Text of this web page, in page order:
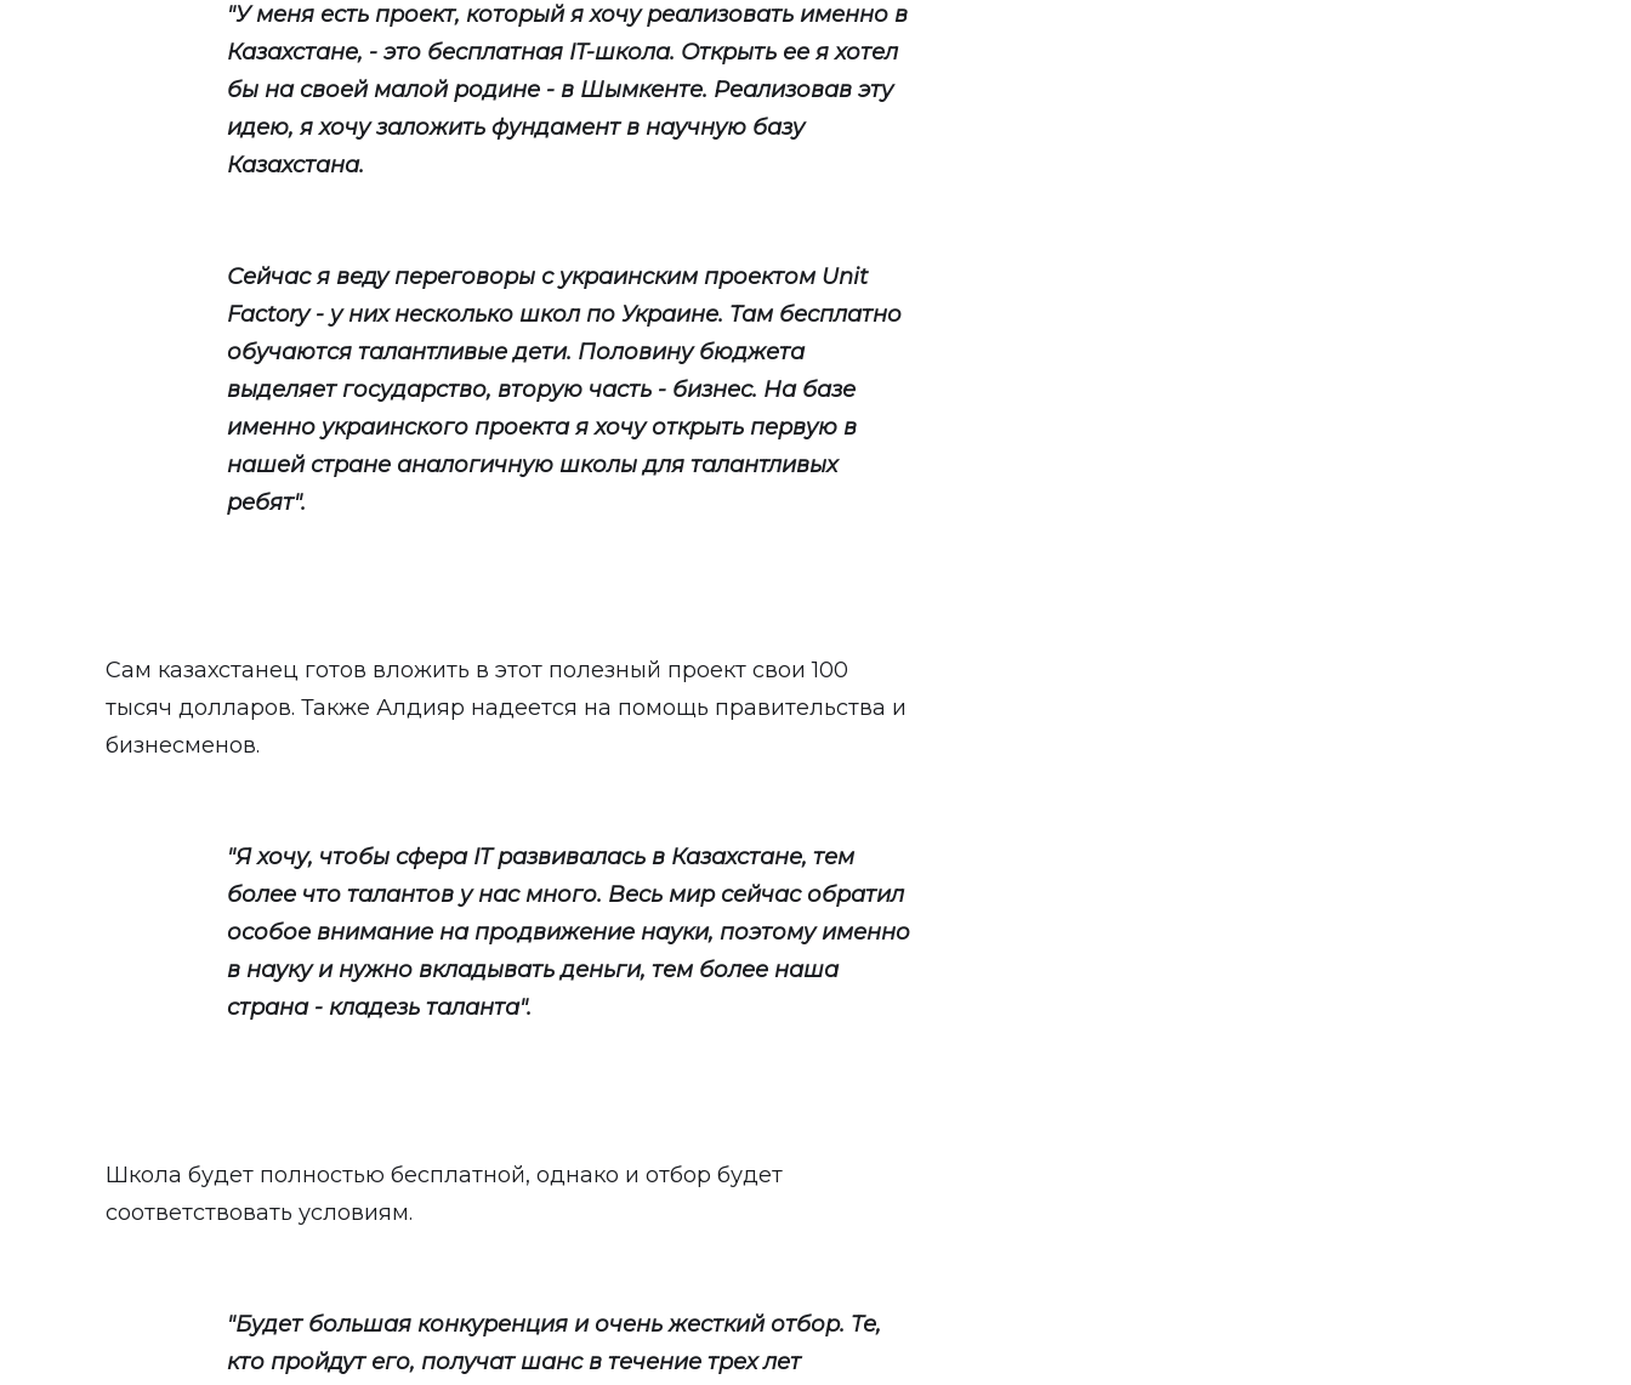
"У меня есть проект, который я хочу реализовать именно в
Казахстане, - это бесплатная IT-школа. Открыть ее я хотел
бы на своей малой родине - в Шымкенте. Реализовав эту
идею, я хочу заложить фундамент в научную базу
Казахстана.
Сейчас я веду переговоры с украинским проектом Unit
Factory - у них несколько школ по Украине. Там бесплатно
обучаются талантливые дети. Половину бюджета
выделяет государство, вторую часть - бизнес. На базе
именно украинского проекта я хочу открыть первую в
нашей стране аналогичную школы для талантливых
ребят".
Сам казахстанец готов вложить в этот полезный проект свои 100
тысяч долларов. Также Алдияр надеется на помощь правительства и
бизнесменов.
"Я хочу, чтобы сфера IT развивалась в Казахстане, тем
более что талантов у нас много. Весь мир сейчас обратил
особое внимание на продвижение науки, поэтому именно
в науку и нужно вкладывать деньги, тем более наша
страна - кладезь таланта".
Школа будет полностью бесплатной, однако и отбор будет
соответствовать условиям.
"Будет большая конкуренция и очень жесткий отбор. Те,
кто пройдут его, получат шанс в течение трех лет